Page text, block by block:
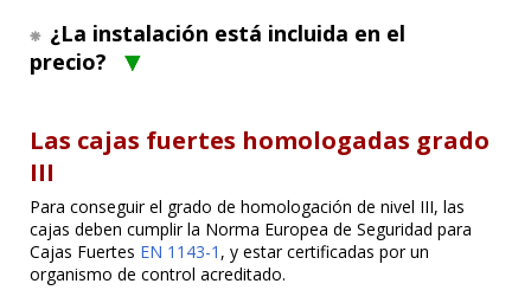
¿La instalación está incluida en el
precio?
Las cajas fuertes homologadas grado
III
Para conseguir el grado de homologación de nivel III, las
cajas deben cumplir la Norma Europea de Seguridad para
Cajas Fuertes EN 1143-1 , y estar certificadas por un
organismo de control acreditado.